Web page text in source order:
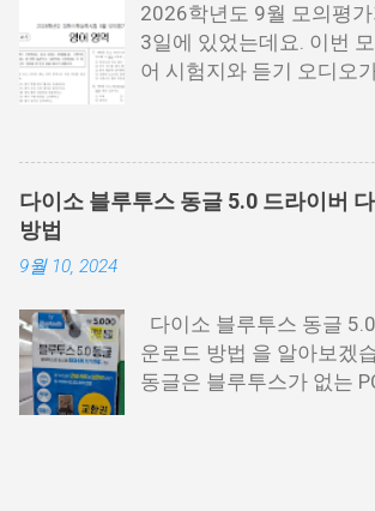
수] 수능 영어 짝수.pdf 수
수능 영어 정답지 수능 영
영어듣기 대본.pdf 영어
시면 점3개를 눌르면 다
있는 버튼이 나옵니다. 이
다. 수능 영어듣기.MP3 📌
2026학년도 9월 모의평
3일에 있었는데요. 이번
어 시험지와 듣기 오디오
분들 모두 응원합니다.
험전에 마지막 모의고사
보는 분들에게 아주 중요
같은 경우에도 9월 시험은
답지 영어 정답지 9월 모
지 9월 모의고사 해설지
영어음성.mp3 영어듣기
https://cdn.kice.re.kr/
다이소 블루투스 동글 5.0 드라이버
방법
9월 10, 2024
다이소 블루투스 동글
운로드 방법 을 알아보겠
동글은 블루투스가 없는
USB 동글을 말하는데요.